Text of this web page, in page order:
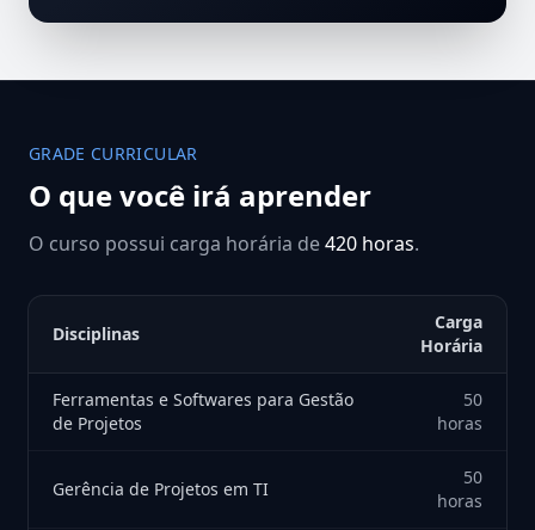
GRADE CURRICULAR
O que você irá aprender
O curso possui carga horária de420 horas.
Disciplinas
Carga
Horária
Ferramentas e Softwares para Gestão
de Projetos
50
horas
Gerência de Projetos em TI
50
horas